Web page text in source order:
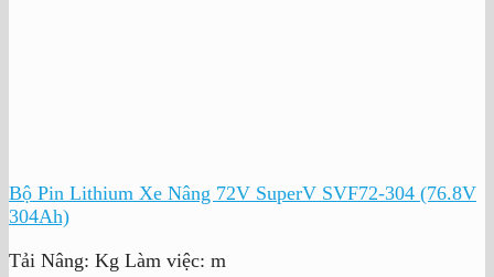
Bộ Pin Lithium Xe Nâng 72V SuperV SVF72-304 (76.8V
304Ah)
Tải Nâng: Kg Làm việc: m